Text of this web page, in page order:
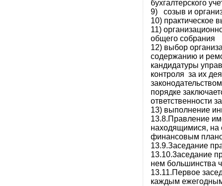
бухгалтерского
9) созыв и
10) практическое
11)
общего собрания
12) выбор
содержанию и
кандидатуры
контроля за их
порядке
ответственности
13) выполнение
13.8.Правление
находящимися, на
финансовым
13.9.Заседание
13.10.3аседание
нем большинства
13.11.Первое
каждым